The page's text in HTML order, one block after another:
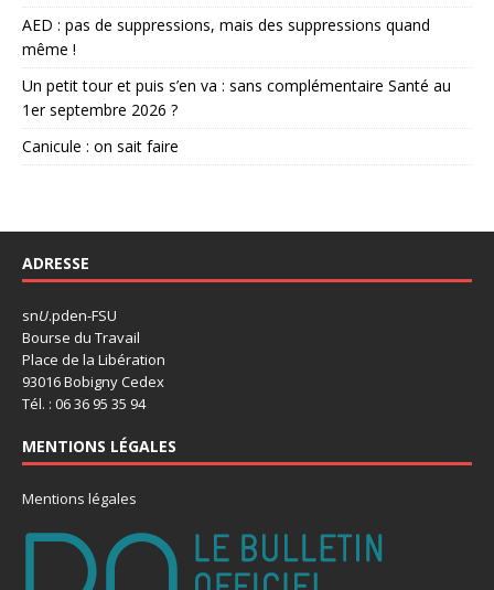
AED : pas de suppressions, mais des suppressions quand
même !
Un petit tour et puis s’en va : sans complémentaire Santé au
1er septembre 2026 ?
Canicule : on sait faire
ADRESSE
snU.pden-FSU
Bourse du Travail
Place de la Libération
93016 Bobigny Cedex
Tél. : 06 36 95 35 94
MENTIONS LÉGALES
Mentions légales